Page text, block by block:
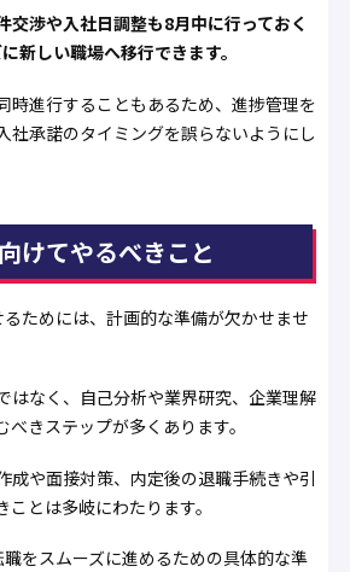
交渉や入社日調整も8月中に行っておく
新しい職場へ移行できます。
時進行することもあるため、進捗管理を
社承諾のタイミングを誤らないようにし
けてやるべきこと
ためには、計画的な準備が欠かせませ
はなく、自己分析や業界研究、企業理解
きステップが多くあります。
成や面接対策、内定後の退職手続きや引
とは多岐にわたります。
をスムーズに進めるための具体的な準